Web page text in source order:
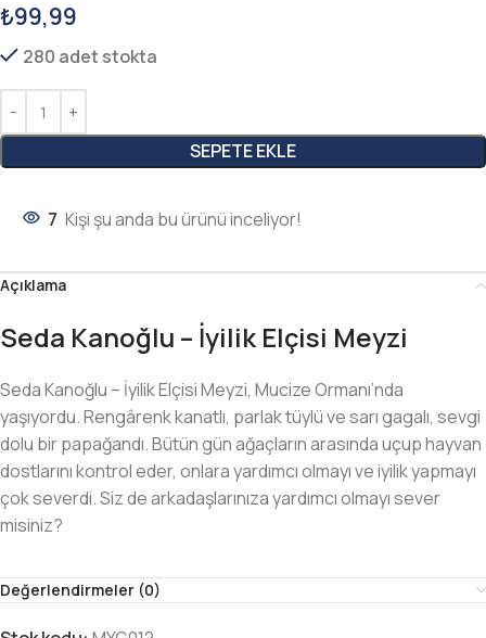
₺99,99
280 adet stokta
SEPETE EKLE
7 Kişi şu anda bu ürünü inceliyor!
Açıklama
Seda Kanoğlu – İyilik Elçisi Meyzi
Seda Kanoğlu – İyilik Elçisi Meyzi, Mucize Ormanı’nda
yaşıyordu. Rengârenk kanatlı, parlak tüylü ve sarı gagalı, sevgi
dolu bir papağandı. Bütün gün ağaçların arasında uçup hayvan
dostlarını kontrol eder, onlara yardımcı olmayı ve iyilik yapmayı
çok severdi. Siz de arkadaşlarınıza yardımcı olmayı sever
misiniz?
Değerlendirmeler (0)